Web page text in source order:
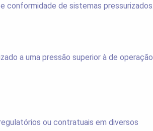
conformidade de sistemas pressurizados.
a uma pressão superior à de operação
ou contratuais em diversos